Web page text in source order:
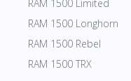
RAM 1500 Limited
RAM 1500 Longhorn
RAM 1500 Rebel
RAM 1500 TRX